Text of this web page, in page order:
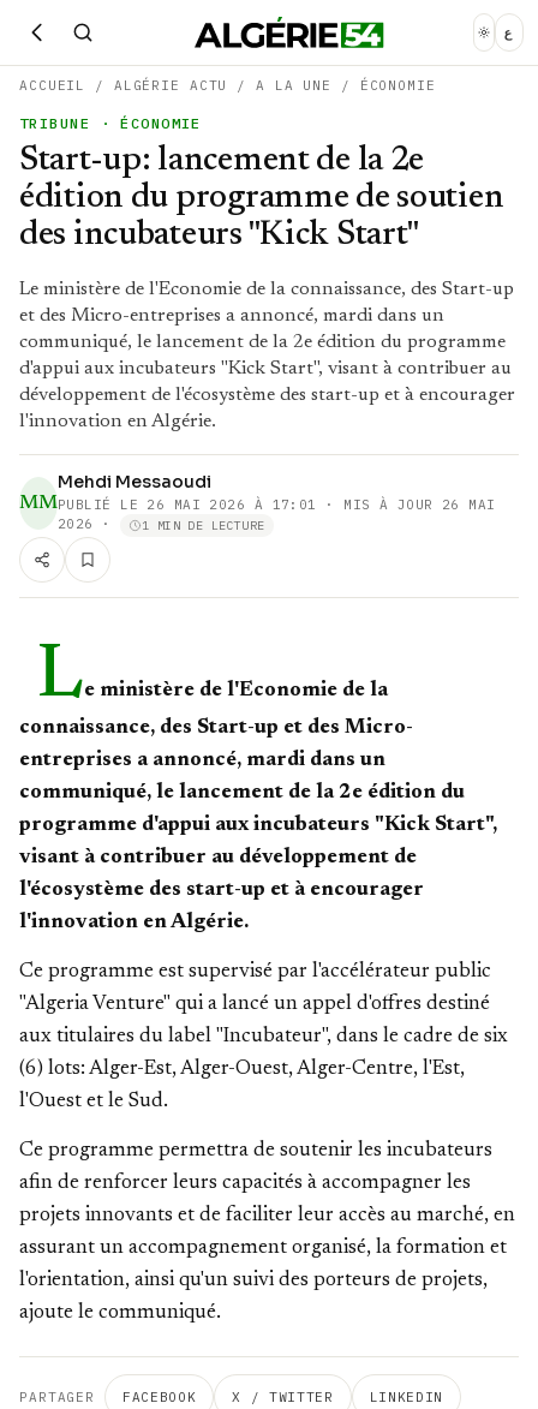
ع
ACCUEIL / ALGÉRIE ACTU /A LA UNE / ÉCONOMIE
TRIBUNE · ÉCONOMIE
Start-up: lancement de la 2e
édition du programme de soutien
des incubateurs "Kick Start"
Le ministère de l'Economie de la connaissance, des Start-up
et des Micro-entreprises a annoncé, mardi dans un
communiqué, le lancement de la 2e édition du programme
d'appui aux incubateurs "Kick Start", visant à contribuer au
développement de l'écosystème des start-up et à encourager
l'innovation en Algérie.
MM
Mehdi Messaoudi
PUBLIÉ LE 26 MAI 2026 À 17:01
· MIS À JOUR 26 MAI
2026
· 1 MIN DE LECTURE
Le ministère de l'Economie de la
connaissance, des Start-up et des Micro-
entreprises a annoncé, mardi dans un
communiqué, le lancement de la 2e édition du
programme d'appui aux incubateurs "Kick Start",
visant à contribuer au développement de
l'écosystème des start-up et à encourager
l'innovation en Algérie.
Ce programme est supervisé par l'accélérateur public
"Algeria Venture" qui a lancé un appel d'offres destiné
aux titulaires du label "Incubateur", dans le cadre de six
(6) lots: Alger-Est, Alger-Ouest, Alger-Centre, l'Est,
l'Ouest et le Sud.
Ce programme permettra de soutenir les incubateurs
afin de renforcer leurs capacités à accompagner les
projets innovants et de faciliter leur accès au marché, en
assurant un accompagnement organisé, la formation et
l'orientation, ainsi qu'un suivi des porteurs de projets,
ajoute le communiqué.
PARTAGER FACEBOOK X / TWITTER LINKEDIN